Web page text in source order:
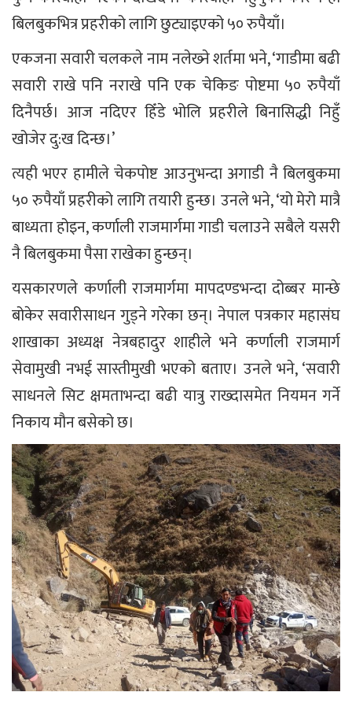
बिलबुकभित्र प्रहरीको लागि छुट्याइएको ५० रुपैयाँ।
एकजना सवारी चलकले नाम नलेख्‍ने शर्तमा भने, ‘गाडीमा बढी
सवारी राखे पनि नराखे पनि एक चेकिङ पोष्टमा ५० रुपैयाँ
दिनैपर्छ। आज नदिएर हिँडे भोलि प्रहरीले बिनासिद्धी निहुँ
खोजेर दु:ख दिन्छ।’
त्यही भएर हामीले चेकपोष्ट आउनुभन्दा अगाडी नै बिलबुकमा
५० रुपैयाँ प्रहरीको लागि तयारी हुन्छ। उनले भने, ‘यो मेरो मात्रै
बाध्यता होइन, कर्णाली राजमार्गमा गाडी चलाउने सबैले यसरी
नै बिलबुकमा पैसा राखेका हुन्छन्।
यसकारणले कर्णाली राजमार्गमा मापदण्डभन्दा दोब्बर मान्छे
बोकेर सवारीसाधन गुड्ने गरेका छन्। नेपाल पत्रकार महासंघ
शाखाका अध्यक्ष नेत्रबहादुर शाहीले भने कर्णाली राजमार्ग
सेवामुखी नभई सास्तीमुखी भएको बताए। उनले भने, ‘सवारी
साधनले सिट क्षमताभन्दा बढी यात्रु राख्दासमेत नियमन गर्ने
निकाय मौन बसेको छ।